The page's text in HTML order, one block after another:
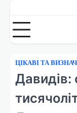
вмісту
ЦІКАВІ ТА
Давидів: